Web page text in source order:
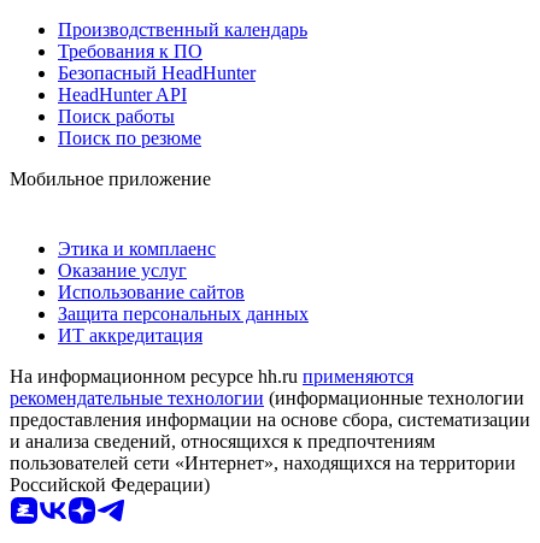
Производственный календарь
Требования к ПО
Безопасный HeadHunter
HeadHunter API
Поиск работы
Поиск по резюме
Мобильное приложение
Этика и комплаенс
Оказание услуг
Использование сайтов
Защита персональных данных
ИТ аккредитация
На информационном ресурсе hh.ru применяются
рекомендательные технологии (информационные технологии
предоставления информации на основе сбора, систематизации
и анализа сведений, относящихся к предпочтениям
пользователей сети «Интернет», находящихся на территории
Российской Федерации)